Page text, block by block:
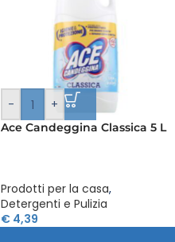
- +
Ace Candeggina Classica 5 L
Prodotti per la casa,
Detergenti e Pulizia
€ 4,39